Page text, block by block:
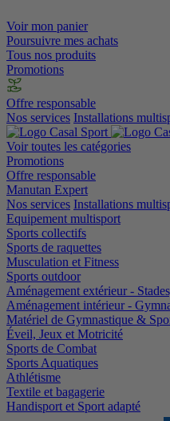
Voir mon panier
Poursuivre mes achats
Tous nos produits
Promotions
Offre responsable
Nos services Installations
Voir toutes les catégories
Promotions
Offre responsable
Manutan Expert
Nos services Installations
Equipement multisport
Sports collectifs
Sports de raquettes
Musculation et Fitness
Sports outdoor
Aménagement extérieur -
Aménagement intérieur -
Matériel de Gymnastique &
Éveil, Jeux et Motricité
Sports de Combat
Sports Aquatiques
Athlétisme
Textile et bagagerie
Handisport et Sport adapté